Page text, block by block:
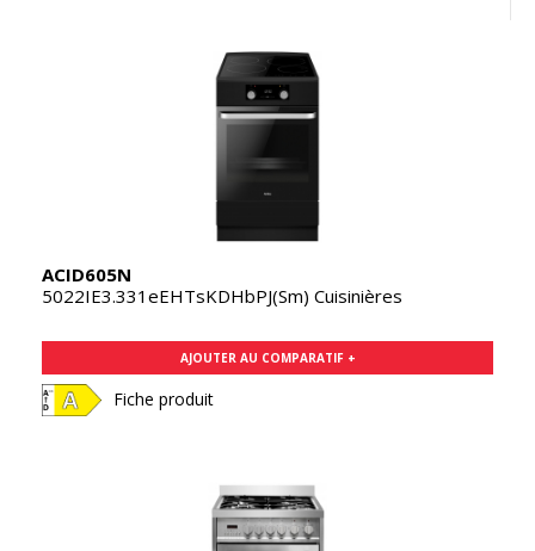
ACID605N
5022IE3.331eEHTsKDHbPJ(Sm) Cuisinières
AJOUTER AU COMPARATIF +
Fiche produit